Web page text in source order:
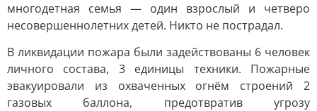
многодетная семья — один взрослый и четверо
несовершеннолетних детей. Никто не пострадал.
В ликвидации пожара были задействованы 6 человек
личного состава, 3 единицы техники. Пожарные
эвакуировали из охваченных огнём строений 2
газовых баллона, предотвратив угрозу